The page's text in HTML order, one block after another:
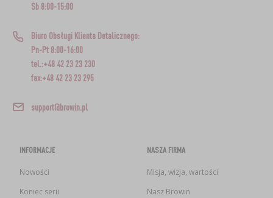
Sb 8:00-15:00
Biuro Obsługi Klienta Detalicznego:
Pn-Pt 8:00-16:00
tel.:+48 42 23 23 230
fax:+48 42 23 23 295
support@browin.pl
INFORMACJE
Nowości
Koniec serii
NASZA FIRMA
Misja, wizja, wartości
Nasz Browin